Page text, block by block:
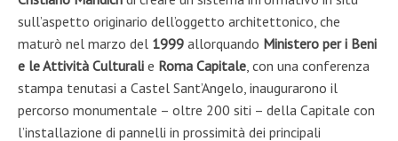
sull’aspetto originario dell’oggetto architettonico, che
maturò nel marzo del 1999 allorquando Ministero per i Beni
e leAttività Culturali e Roma Capitale, con una conferenza
stampa tenutasi a Castel Sant’Angelo, inaugurarono il
percorso monumentale – oltre 200 siti – della Capitale con
l’installazione di pannelli in prossimità dei principali